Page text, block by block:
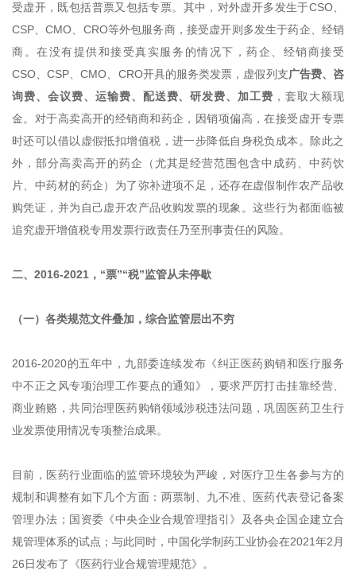
受虚开，既包括普票又包括专票。其中，对外虚开多发生于CSO、
CSP、CMO、CRO等外包服务商，接受虚开则多发生于药企、经销
商。在没有提供和接受真实服务的情况下，药企、经销商接受
CSO、CSP、CMO、CRO开具的服务类发票，虚假列支广告费、咨
询费、会议费、运输费、配送费、研发费、加工费 ，套取大额现
金。对于高卖高开的经销商和药企，因销项偏高，在接受虚开专票
时还可以借以虚假抵扣增值税，进一步降低自身税负成本。除此之
外，部分高卖高开的药企（尤其是经营范围包含中成药、中药饮
片、中药材的药企）为了弥补进项不足，还存在虚假制作农产品收
购凭证，并为自己虚开农产品收购发票的现象。这些行为都面临被
追究虚开增值税专用发票行政责任乃至刑事责任的风险。
二、2016-2021，“票”“税”监管从未停歇
（一）各类规范文件叠加，综合监管层出不穷
2016-2020的五年中，九部委连续发布《纠正医药购销和医疗服务
中不正之风专项治理工作要点的通知》，要求严厉打击挂靠经营、
商业贿赂，共同治理医药购销领域涉税违法问题，巩固医药卫生行
业发票使用情况专项整治成果。
目前，医药行业面临的监管环境较为严峻，对医疗卫生各参与方的
规制和调整有如下几个方面：两票制、九不准、医药代表登记备案
管理办法；国资委《中央企业合规管理指引》及各央企国企建立合
规管理体系的试点；与此同时，中国化学制药工业协会在2021年2月
26日发布了《医药行业合规管理规范》。